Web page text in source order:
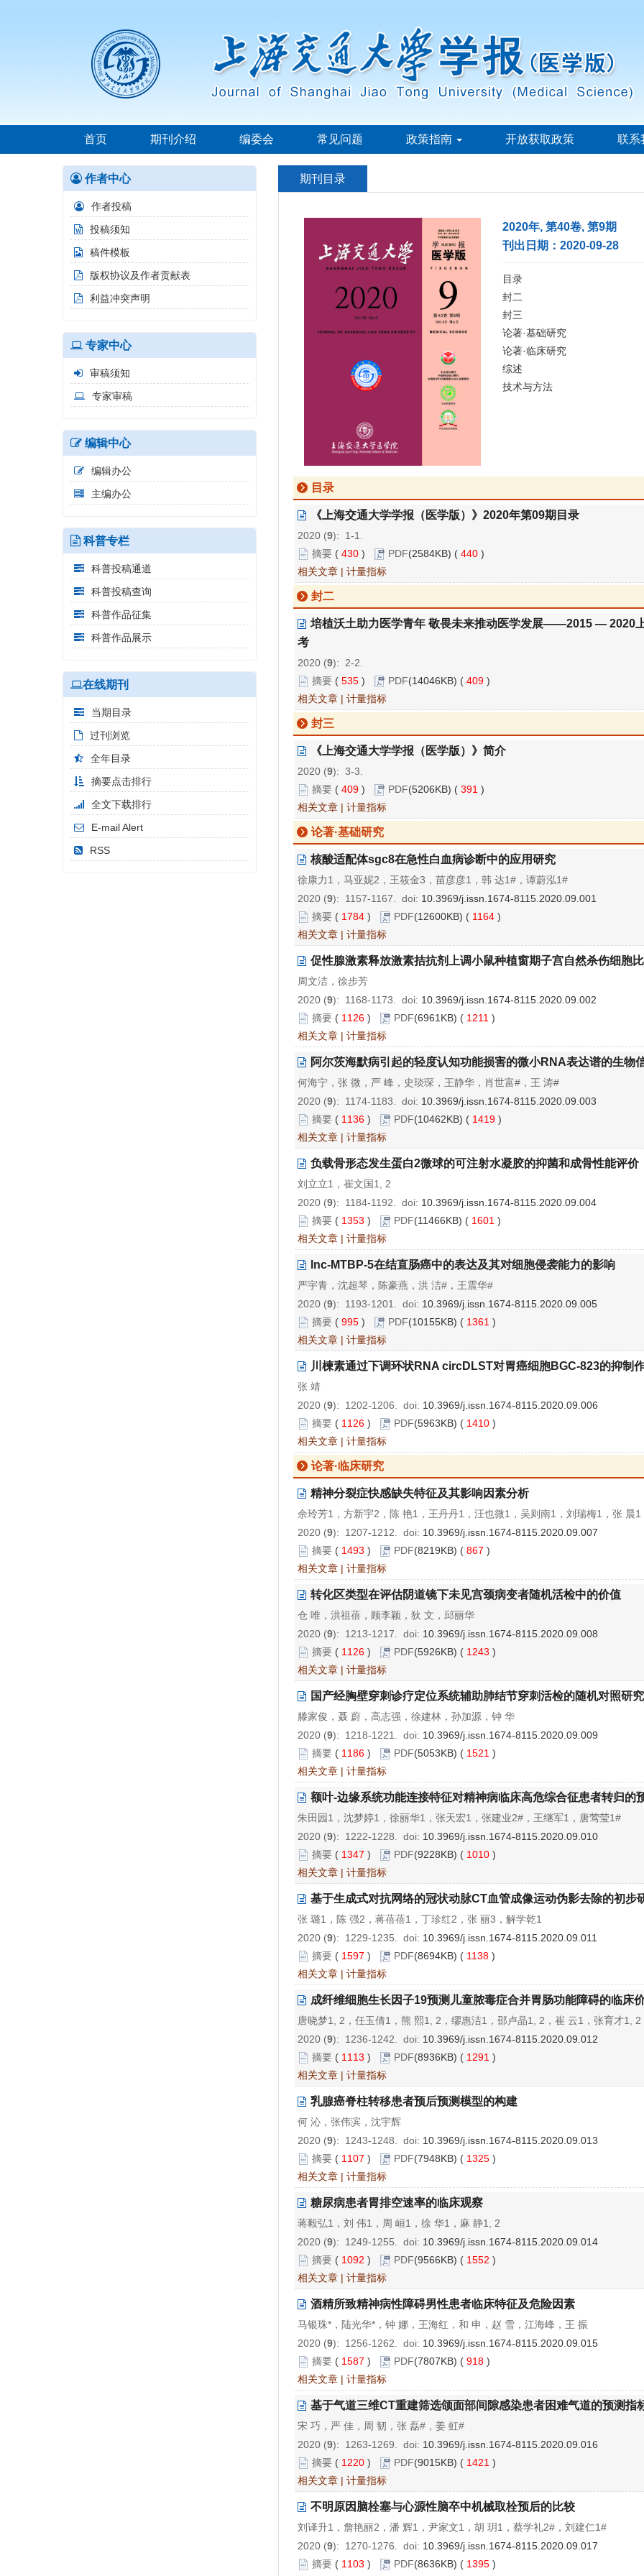
首页 期刊介绍 编委会 常见问题 政策指南 开放获取政策 联系
期刊目录
2020年, 第40卷, 第9期
刊出日期：2020-09-28
目录
封二
封三
论著·基础研究
论著·临床研究
综述
技术与方法
目录
《上海交通大学学报（医学版）》2020年第09期目录
2020 (9): 1-1.
摘要 ( 430 ) PDF(2584KB) ( 440 )
相关文章 | 计量指标
封二
培植沃土助力医学青年 敬畏未来推动医学发展——2015 — 2020
考
2020 (9): 2-2.
摘要 ( 535 ) PDF(14046KB) ( 409 )
相关文章 | 计量指标
封三
《上海交通大学学报（医学版）》简介
2020 (9): 3-3.
摘要 ( 409 ) PDF(5206KB) ( 391 )
相关文章 | 计量指标
论著·基础研究
核酸适配体sgc8在急性白血病诊断中的应用研究
徐康力1，马亚妮2，王筱金3，苗彦彦1，韩 达1#，谭蔚泓1#
2020 (9): 1157-1167. doi: 10.3969/j.issn.1674-8115.2020.09.001
摘要 ( 1784 ) PDF(12600KB) ( 1164 )
相关文章 | 计量指标
促性腺激素释放激素拮抗剂上调小鼠种植窗期子宫自然杀伤细胞
周文洁，徐步芳
2020 (9): 1168-1173. doi: 10.3969/j.issn.1674-8115.2020.09.002
摘要 ( 1126 ) PDF(6961KB) ( 1211 )
相关文章 | 计量指标
阿尔茨海默病引起的轻度认知功能损害的微小RNA表达谱的生物
何海宁，张 微，严 峰，史琰琛，王静华，肖世富#，王 涛#
2020 (9): 1174-1183. doi: 10.3969/j.issn.1674-8115.2020.09.003
摘要 ( 1136 ) PDF(10462KB) ( 1419 )
相关文章 | 计量指标
负载骨形态发生蛋白2微球的可注射水凝胶的抑菌和成骨性能评价
刘立立1，崔文国1, 2
2020 (9): 1184-1192. doi: 10.3969/j.issn.1674-8115.2020.09.004
摘要 ( 1353 ) PDF(11466KB) ( 1601 )
相关文章 | 计量指标
lnc-MTBP-5在结直肠癌中的表达及其对细胞侵袭能力的影响
严宇青，沈超琴，陈豪燕，洪 洁#，王震华#
2020 (9): 1193-1201. doi: 10.3969/j.issn.1674-8115.2020.09.005
摘要 ( 995 ) PDF(10155KB) ( 1361 )
相关文章 | 计量指标
川楝素通过下调环状RNA circDLST对胃癌细胞BGC-823的抑制
张 靖
2020 (9): 1202-1206. doi: 10.3969/j.issn.1674-8115.2020.09.006
摘要 ( 1126 ) PDF(5963KB) ( 1410 )
相关文章 | 计量指标
论著·临床研究
精神分裂症快感缺失特征及其影响因素分析
余玲芳1，方新宇2，陈 艳1，王丹丹1，汪也微1，吴则南1，刘瑞梅1，张 晨1
2020 (9): 1207-1212. doi: 10.3969/j.issn.1674-8115.2020.09.007
摘要 ( 1493 ) PDF(8219KB) ( 867 )
相关文章 | 计量指标
转化区类型在评估阴道镜下未见宫颈病变者随机活检中的价值
仓 唯，洪祖蓓，顾李颖，狄 文，邱丽华
2020 (9): 1213-1217. doi: 10.3969/j.issn.1674-8115.2020.09.008
摘要 ( 1126 ) PDF(5926KB) ( 1243 )
相关文章 | 计量指标
国产经胸壁穿刺诊疗定位系统辅助肺结节穿刺活检的随机对照研究
滕家俊，聂 蔚，高志强，徐建林，孙加源，钟 华
2020 (9): 1218-1221. doi: 10.3969/j.issn.1674-8115.2020.09.009
摘要 ( 1186 ) PDF(5053KB) ( 1521 )
相关文章 | 计量指标
额叶-边缘系统功能连接特征对精神病临床高危综合征患者转归的
朱田园1，沈梦婷1，徐丽华1，张天宏1，张建业2#，王继军1，唐莺莹1#
2020 (9): 1222-1228. doi: 10.3969/j.issn.1674-8115.2020.09.010
摘要 ( 1347 ) PDF(9228KB) ( 1010 )
相关文章 | 计量指标
基于生成式对抗网络的冠状动脉CT血管成像运动伪影去除的初步
张 璐1，陈 强2，蒋蓓蓓1，丁珍红2，张 丽3，解学乾1
2020 (9): 1229-1235. doi: 10.3969/j.issn.1674-8115.2020.09.011
摘要 ( 1597 ) PDF(8694KB) ( 1138 )
相关文章 | 计量指标
成纤维细胞生长因子19预测儿童脓毒症合并胃肠功能障碍的临床
唐晓梦1, 2，任玉倩1，熊 熙1, 2，缪惠洁1，邵卢晶1, 2，崔 云1，张育才1,
2020 (9): 1236-1242. doi: 10.3969/j.issn.1674-8115.2020.09.012
摘要 ( 1113 ) PDF(8936KB) ( 1291 )
相关文章 | 计量指标
乳腺癌脊柱转移患者预后预测模型的构建
何 沁，张伟滨，沈宇辉
2020 (9): 1243-1248. doi: 10.3969/j.issn.1674-8115.2020.09.013
摘要 ( 1107 ) PDF(7948KB) ( 1325 )
相关文章 | 计量指标
糖尿病患者胃排空速率的临床观察
蒋毅弘1，刘 伟1，周 峘1，徐 华1，麻 静1, 2
2020 (9): 1249-1255. doi: 10.3969/j.issn.1674-8115.2020.09.014
摘要 ( 1092 ) PDF(9566KB) ( 1552 )
相关文章 | 计量指标
酒精所致精神病性障碍男性患者临床特征及危险因素
马银珠*，陆光华*，钟 娜，王海红，和 申，赵 雪，江海峰，王 振
2020 (9): 1256-1262. doi: 10.3969/j.issn.1674-8115.2020.09.015
摘要 ( 1587 ) PDF(7807KB) ( 918 )
相关文章 | 计量指标
基于气道三维CT重建筛选颌面部间隙感染患者困难气道的预测指
宋 巧，严 佳，周 韧，张 磊#，姜 虹#
2020 (9): 1263-1269. doi: 10.3969/j.issn.1674-8115.2020.09.016
摘要 ( 1220 ) PDF(9015KB) ( 1421 )
相关文章 | 计量指标
不明原因脑栓塞与心源性脑卒中机械取栓预后的比较
刘译升1，詹艳丽2，潘 辉1，尹家文1，胡 玥1，蔡学礼2#，刘建仁1#
2020 (9): 1270-1276. doi: 10.3969/j.issn.1674-8115.2020.09.017
摘要 ( 1103 ) PDF(8636KB) ( 1395 )
作者中心
作者投稿
投稿须知
稿件模板
版权协议及作者贡献表
利益冲突声明
专家中心
审稿须知
专家审稿
编辑中心
编辑办公
主编办公
科普专栏
科普投稿通道
科普投稿查询
科普作品征集
科普作品展示
在线期刊
当期目录
过刊浏览
全年目录
摘要点击排行
全文下载排行
E-mail Alert
RSS